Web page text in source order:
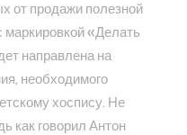
от продажи полезной
маркировкой «Делать
направлена на
необходимого
хоспису. Не
как говорил Антон